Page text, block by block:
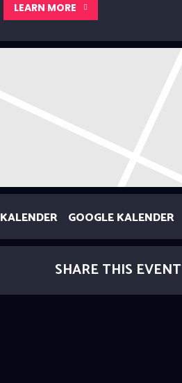
LEARN MORE
KALENDER GOOGLE KALENDER
SHARE THIS EVENT